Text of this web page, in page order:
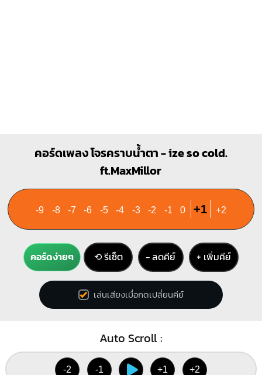
คอร์ดเพลง โจรคราบน้ำตา - ize so cold.
ft.MaxMillor
-9 -8 -7 -6 -5 -4 -3 -2 -1 0 +1 +2
คอร์ดง่ายๆ ⟲ รีเซ็ต − ลดคีย์ + เพิ่มคีย์
เล่นเสียงเมื่อกดเปลี่ยนคีย์
Auto Scroll :
-2 -1 +1 +2